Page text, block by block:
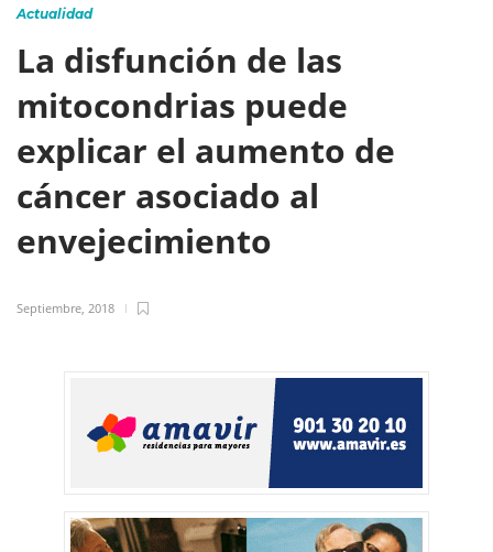
Actualidad
La disfunción de las
mitocondrias puede
explicar el aumento de
cáncer asociado al
envejecimiento
Septiembre, 2018